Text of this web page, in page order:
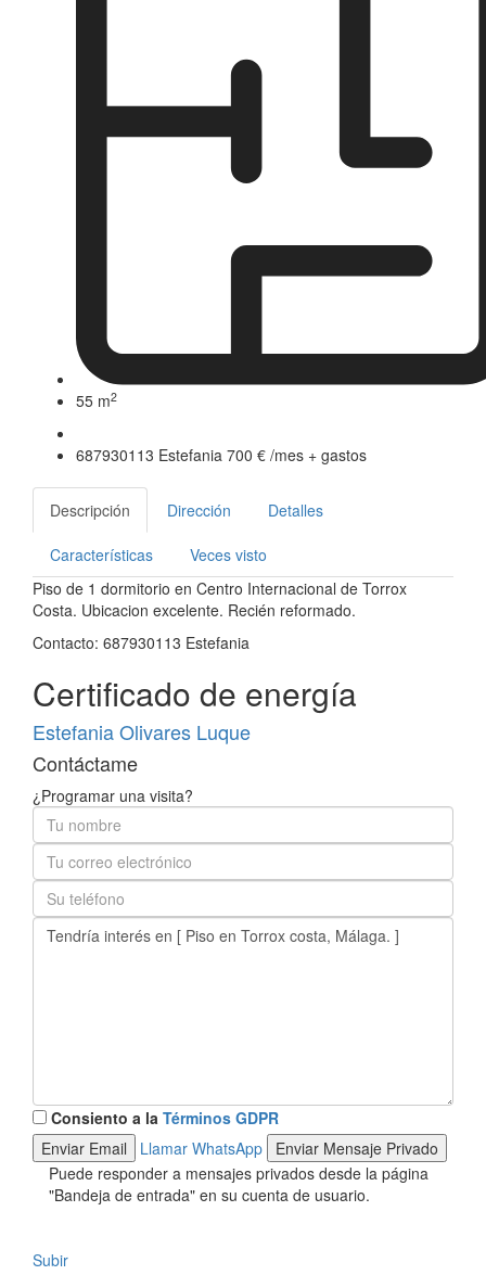
55 m2
687930113 Estefania 700 € /mes + gastos
Descripción Dirección Detalles
Características
Veces visto
Piso de 1 dormitorio en Centro Internacional de Torrox
Costa. Ubicacion excelente. Recién reformado.
Contacto: 687930113 Estefania
Certificado de energía
Estefania Olivares Luque
Contáctame
¿Programar una visita?
Consiento a la Términos GDPR
Llamar WhatsApp
Puede responder a mensajes privados desde la página
"Bandeja de entrada" en su cuenta de usuario.
Subir